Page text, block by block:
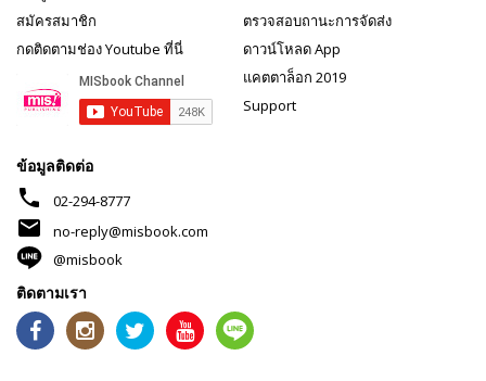
สมัครสมาชิก
กดติดตามช่อง Youtube ที่นี่
ตรวจสอบถานะการจัดส่ง
ดาวน์โหลด App
แคตตาล็อก 2019
Support
ข้อมูลติดต่อ
phone 02-294-8777
mail
no-reply@misbook.com
@misbook
ติดตามเรา